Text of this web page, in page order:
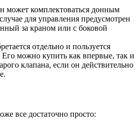
может комплектоваться донным
для управления предусмотрен
за краном или с боковой
отдельно и пользуется
можно купить как впервые, так и
клапана, если он действительно
все достаточно просто: